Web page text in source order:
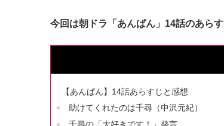
今回は朝ドラ「あんぱん」14話のあら
【あんぱん】14話あらすじと感想
助けてくれたのは千尋（中沢元紀）